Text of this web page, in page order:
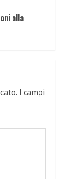
alla
I campi